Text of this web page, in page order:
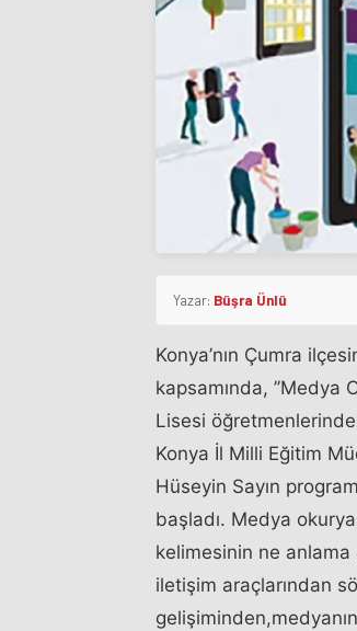
Yazar: Büşra Ünlü
Konya’nın Çumra
kapsamında,
Lisesi
Konya İl Milli Eğitim
Hüseyin Sayın
başladı. Medya
kelimesinin ne anlama
iletişim araçlarından